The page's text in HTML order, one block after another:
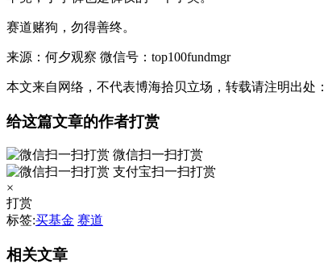
赛道赌狗，勿得善终。
来源：何夕观察 微信号：top100fundmgr
本文来自网络，不代表博海拾贝立场，转载请注明出处：
给这篇文章的作者打赏
微信扫一扫打赏
支付宝扫一扫打赏
×
打赏
标签:买基金 赛道
相关文章